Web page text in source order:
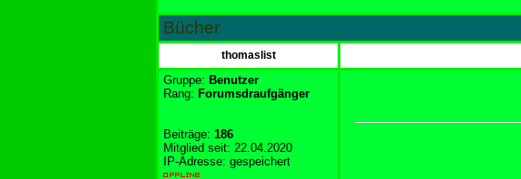
Bücher
thomaslist
Gruppe: Benutzer
Rang: Forumsdraufgänger
Beiträge: 186
Mitglied seit: 22.04.2020
IP-Adresse: gespeichert